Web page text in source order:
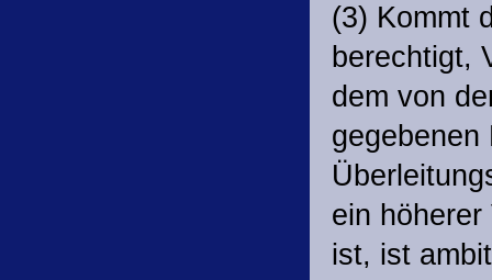
(3) Kommt
berechtigt,
dem von
ein
ist, ist